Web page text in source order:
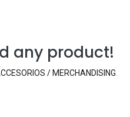
any product!
/ MERCHANDISING.